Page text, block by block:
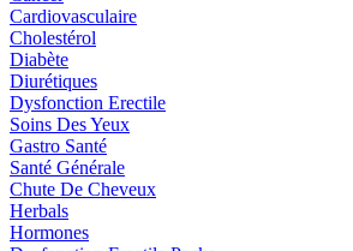
Cardiovasculaire
Cholestérol
Diabète
Diurétiques
Dysfonction Erectile
Soins Des Yeux
Gastro Santé
Santé Générale
Chute De Cheveux
Herbals
Hormones